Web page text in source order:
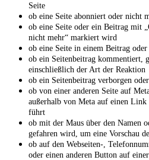
Seite
ob eine Seite abonniert oder nicht
ob eine Seite oder ein Beitrag mit
nicht mehr“ markiert wird
ob eine Seite in einem Beitrag
ob ein Seitenbeitrag kommentiert,
einschließlich der Art der Reaktion
ob ein Seitenbeitrag verborgen
ob von einer anderen Seite auf
außerhalb von Meta auf einen
führt
ob mit der Maus über den Namen
gefahren wird, um eine Vorschau
ob auf den Webseiten-,
oder einen anderen Button auf